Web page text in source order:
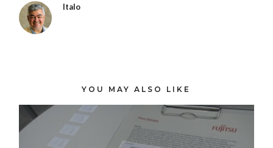
Italo
YOU MAY ALSO LIKE